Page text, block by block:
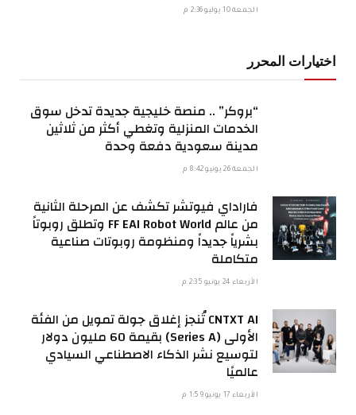
الجمعة 10 يوليو 2:36 م
اختيارات المحرر
“بروكر” .. منصة خليجية جديدة تدخل سوق
الخدمات المنزلية وتغطي أكثر من ثلاثين
مدينة سعودية دفعة وحدة
الجمعة 26 يونيو 8:42 م
فاراداي فيوتشر تكشف عن المرحلة الثانية
من عالم FF EAI Robot World وتطلق روبوتاً
بشرياً جديداً ومنظومة روبوتات صناعية
متكاملة
الأربعاء 24 يونيو 2:35 م
CNTXT AI تُنجز إغلاق جولة تمويل من الفئة
الأولى (Series A) بقيمة 60 مليون دولار
لتوسيع نشر الذكاء الاصطناعي السيادي
عالميًا
الأربعاء 17 يونيو 1:59 م